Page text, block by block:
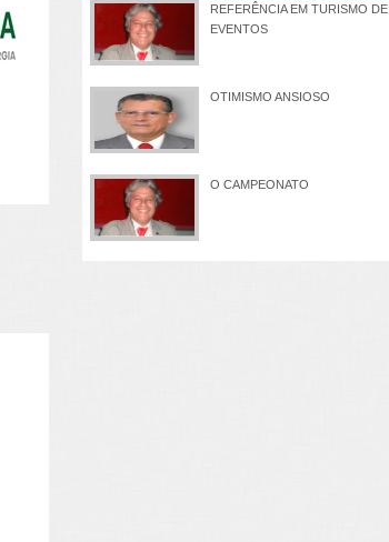
REFERÊNCIA EM TURISMO DE
EVENTOS
OTIMISMO ANSIOSO
O CAMPEONATO